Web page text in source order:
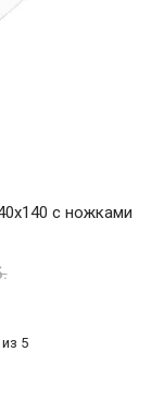
с ножками
5